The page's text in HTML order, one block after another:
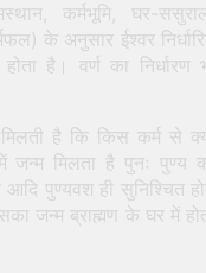
कर्मभूमि, घर-
के अनुसार ईश्वर
है। वर्ण का निर्धारण
मिलती है कि किस कर्म से
जन्म मिलता है पुनः पुण्य
पुण्यवश ही सुनिश्चित
जन्म ब्राह्मण के घर में